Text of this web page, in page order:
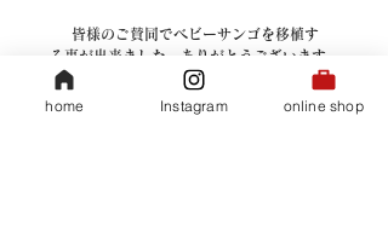
皆様のご賛同でベビーサンゴを移植す
る事が出来ました。ありがとうございます。
小さな島企業ではありますが皆様の気持ちを
ひとつひとつ大切に集めて出来る事から
home Instagram online shop